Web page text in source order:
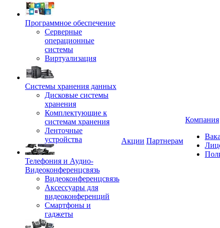
Программное обеспечение
Серверные
операционные
системы
Виртуализация
Системы хранения данных
Дисковые системы
хранения
Комплектующие к
системам хранения
Ленточные
устройства
Телефония и Аудио-
Видеоконференцсвязь
Видеоконференцсвязь
Аксессуары для
видеоконференций
Смартфоны и
гаджеты
Акции Партнерам
Компания